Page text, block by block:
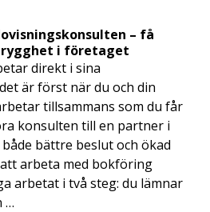
– få
i företaget
direkt i sina
är först när du och din
tillsammans som du får
konsulten till en partner i
bättre beslut och ökad
arbeta med bokföring
arbetat i två steg: du lämnar
…